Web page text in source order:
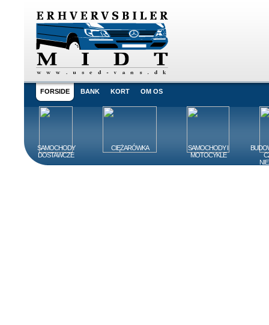
FORSIDE BANK KORT OM OS
SAMOCHODY
DOSTAWCZE
CIĘŻARÓWKA
SAMOCHODY I
MOTOCYKLE